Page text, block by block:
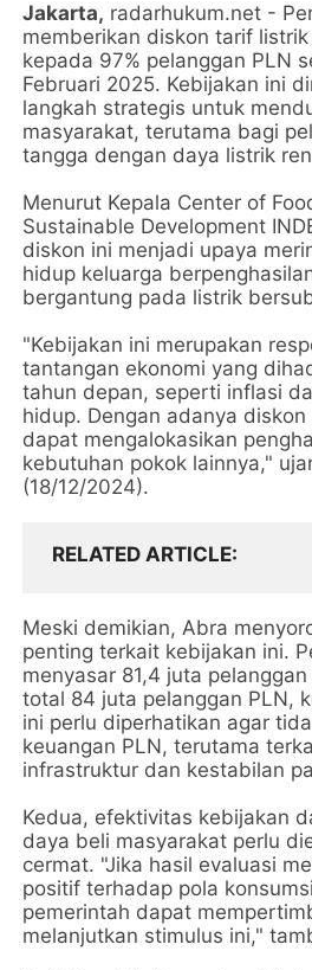
Jakarta, radarhukum.net -
memberikan diskon tarif
kepada 97% pelanggan PLN
Februari 2025. Kebijakan ini
langkah strategis untuk
masyarakat, terutama bagi
tangga dengan daya listrik
Menurut Kepala Center of
Sustainable Development
diskon ini menjadi upaya
hidup keluarga
bergantung pada listrik
"Kebijakan ini merupakan
tantangan ekonomi yang
tahun depan, seperti inflasi
hidup. Dengan adanya
dapat mengalokasikan
kebutuhan pokok lainnya,"
(18/12/2024).
RELATED ARTICLE
Meski demikian, Abra
penting terkait kebijakan ini.
menyasar 81,4 juta
total 84 juta pelanggan PLN,
ini perlu diperhatikan agar
keuangan PLN, terutama
infrastruktur dan kestabilan
Kedua, efektivitas kebijakan
daya beli masyarakat perlu
cermat. "Jika hasil evaluasi
positif terhadap pola
pemerintah dapat
melanjutkan stimulus ini,"